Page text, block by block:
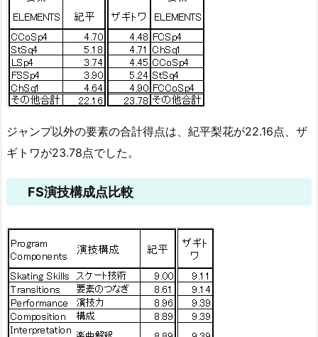
ジャンプ以外の要素の合計得点は、紀平梨花が22.16点、ザ
ギトワが23.78点でした。
FS演技構成点比較